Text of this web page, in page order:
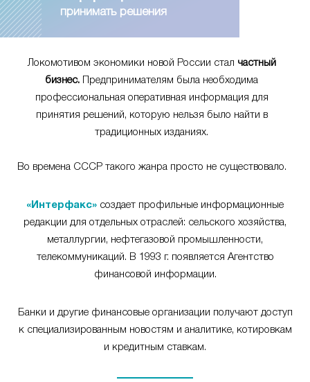
принимать решения
Локомотивом экономики новой России стал частный
бизнес. Предпринимателям была необходима
профессиональная оперативная информация для
принятия решений, которую нельзя было найти в
традиционных изданиях.
Во времена СССР такого жанра просто не существовало.
«Интерфакс» создает профильные информационные
редакции для отдельных отраслей: сельского хозяйства,
металлургии, нефтегазовой промышленности,
телекоммуникаций. В 1993 г. появляется Агентство
финансовой информации.
Банки и другие финансовые организации получают доступ
к специализированным новостям и аналитике, котировкам
и кредитным ставкам.